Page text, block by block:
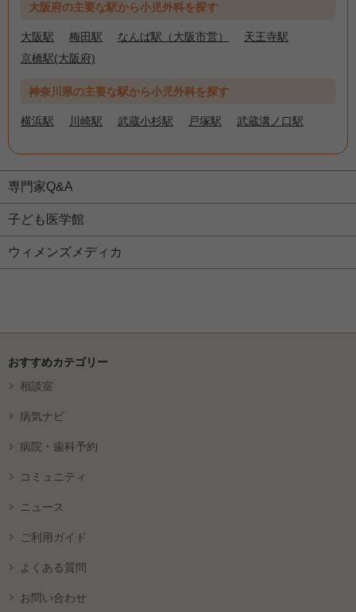
大阪府の主要な駅から小児外科を探す
大阪駅 梅田駅 なんば駅（大阪市営）
天王寺駅
京橋駅(大阪府)
神奈川県の主要な駅から小児外科を探す
横浜駅 川崎駅 武蔵小杉駅 戸塚駅 武蔵溝ノ口駅
専門家Q&A
子ども医学館
ウィメンズメディカ
おすすめカテゴリー
相談室
病気ナビ
病院・歯科予約
コミュニティ
ニュース
ご利用ガイド
よくある質問
お問い合わせ